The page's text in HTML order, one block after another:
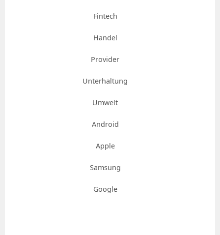
Fintech
Handel
Provider
Unterhaltung
Umwelt
Android
Apple
Samsung
Google